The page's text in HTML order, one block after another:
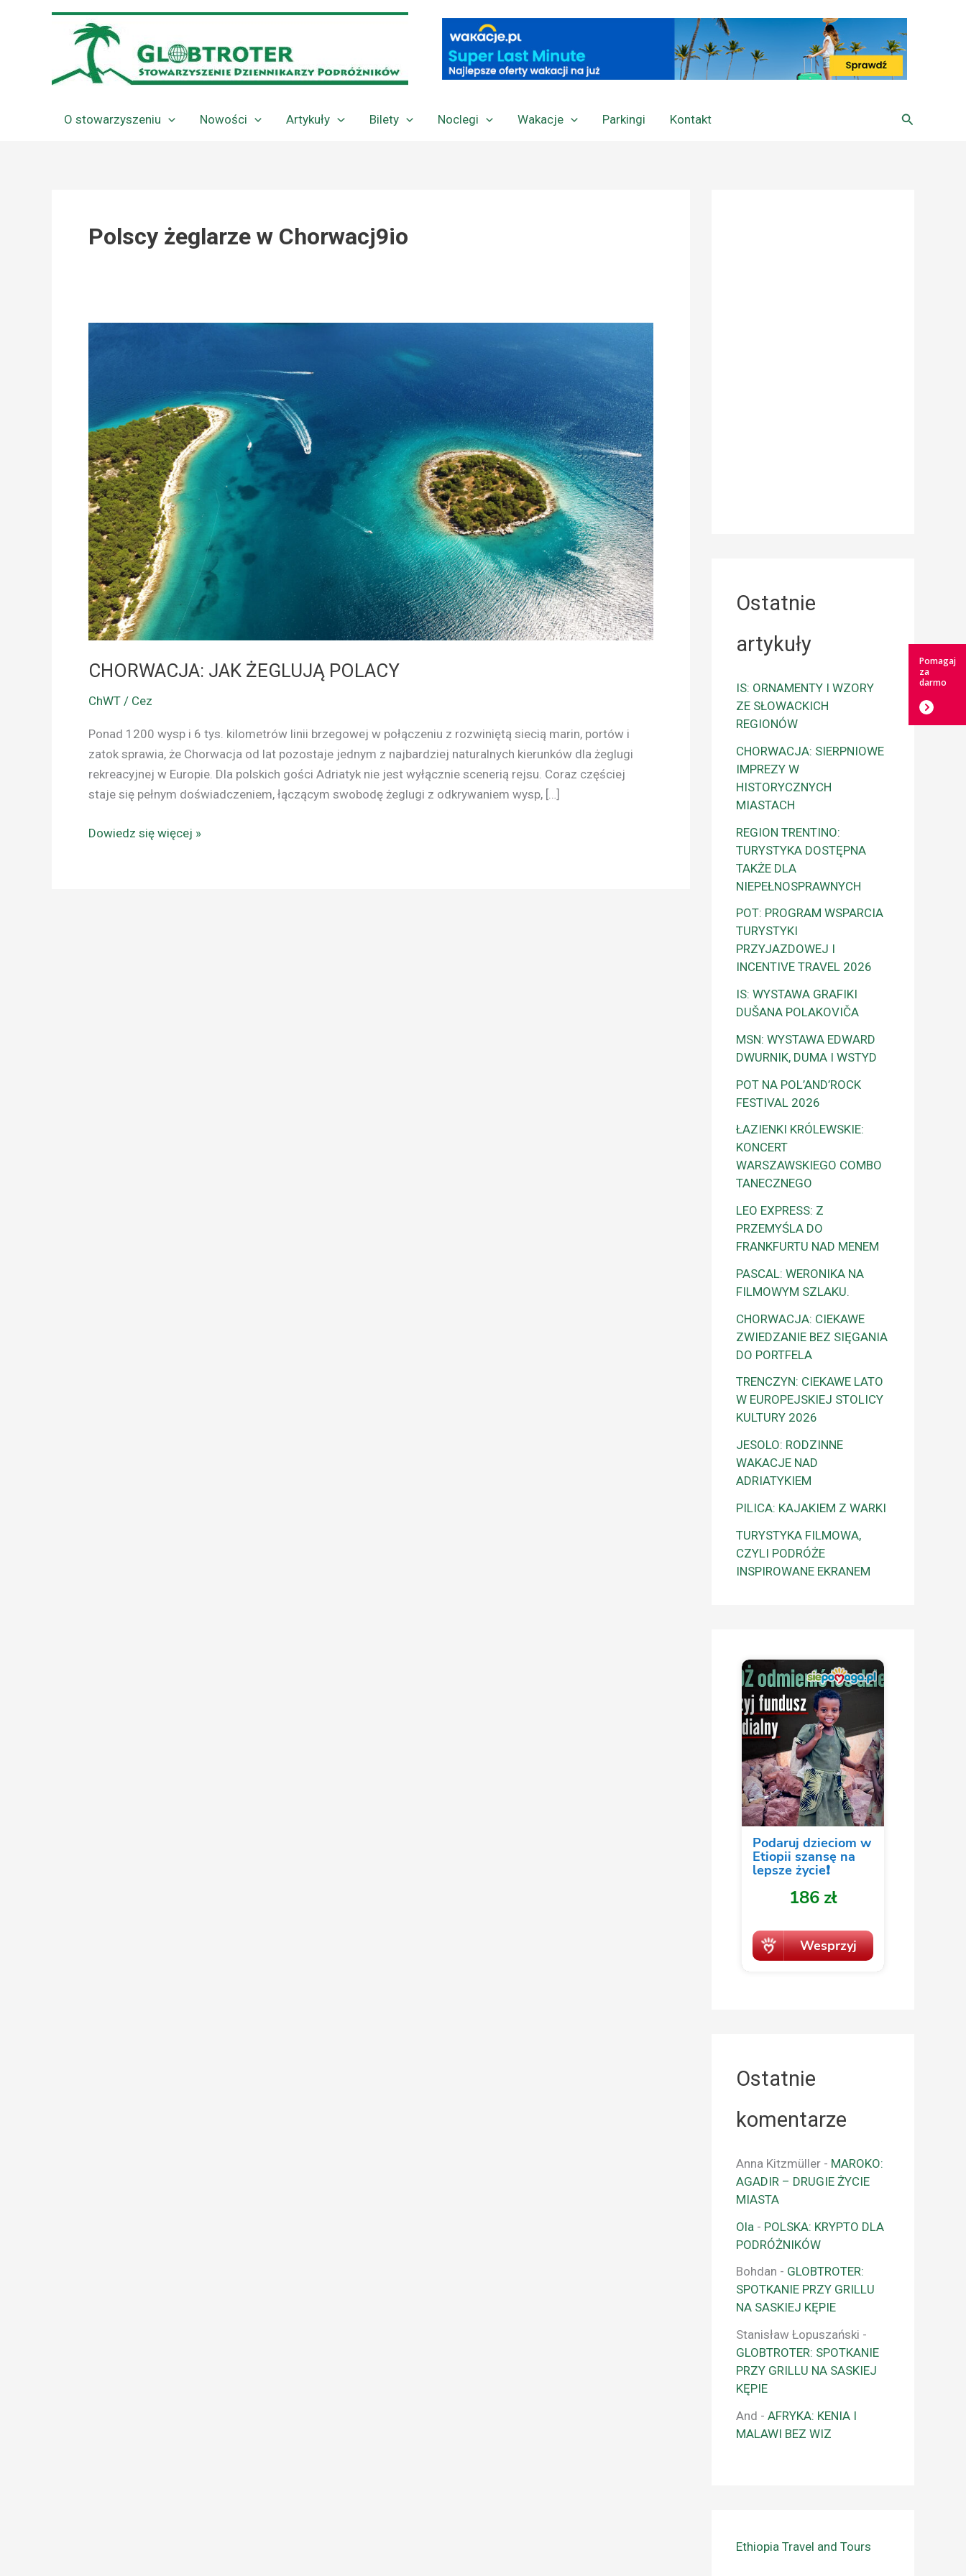
O stowarzyszeniu Nowości Artykuły Bilety Noclegi Wakacje Parkingi Kontakt Szukaj
Polscy żeglarze w Chorwacj9io
CHORWACJA: JAK ŻEGLUJĄ POLACY
ChWT / Cez
Ponad 1200 wysp i 6 tys. kilometrów linii brzegowej w połączeniu z rozwiniętą siecią marin, portów i
zatok sprawia, że Chorwacja od lat pozostaje jednym z najbardziej naturalnych kierunków dla żeglugi
rekreacyjnej w Europie. Dla polskich gości Adriatyk nie jest wyłącznie scenerią rejsu. Coraz częściej
staje się pełnym doświadczeniem, łączącym swobodę żeglugi z odkrywaniem wysp, […]
Dowiedz się więcej »
Ostatnie
artykuły
IS: ORNAMENTY I WZORY
ZE SŁOWACKICH
REGIONÓW
CHORWACJA: SIERPNIOWE
IMPREZY W
HISTORYCZNYCH
MIASTACH
REGION TRENTINO:
TURYSTYKA DOSTĘPNA
TAKŻE DLA
NIEPEŁNOSPRAWNYCH
POT: PROGRAM WSPARCIA
TURYSTYKI
PRZYJAZDOWEJ I
INCENTIVE TRAVEL 2026
IS: WYSTAWA GRAFIKI
DUŠANA POLAKOVIČA
MSN: WYSTAWA EDWARD
DWURNIK, DUMA I WSTYD
POT NA POL’AND’ROCK
FESTIVAL 2026
ŁAZIENKI KRÓLEWSKIE:
KONCERT
WARSZAWSKIEGO COMBO
TANECZNEGO
LEO EXPRESS: Z
PRZEMYŚLA DO
FRANKFURTU NAD MENEM
PASCAL: WERONIKA NA
FILMOWYM SZLAKU.
CHORWACJA: CIEKAWE
ZWIEDZANIE BEZ SIĘGANIA
DO PORTFELA
TRENCZYN: CIEKAWE LATO
W EUROPEJSKIEJ STOLICY
KULTURY 2026
JESOLO: RODZINNE
WAKACJE NAD
ADRIATYKIEM
PILICA: KAJAKIEM Z WARKI
TURYSTYKA FILMOWA,
CZYLI PODRÓŻE
INSPIROWANE EKRANEM
Ostatnie
komentarze
Anna Kitzmüller - MAROKO:
AGADIR – DRUGIE ŻYCIE
MIASTA
Ola - POLSKA: KRYPTO DLA
PODRÓŻNIKÓW
Bohdan - GLOBTROTER:
SPOTKANIE PRZY GRILLU
NA SASKIEJ KĘPIE
Stanisław Łopuszański -
GLOBTROTER: SPOTKANIE
PRZY GRILLU NA SASKIEJ
KĘPIE
And - AFRYKA: KENIA I
MALAWI BEZ WIZ
Ethiopia Travel and Tours
Pomagaj
za
darmo